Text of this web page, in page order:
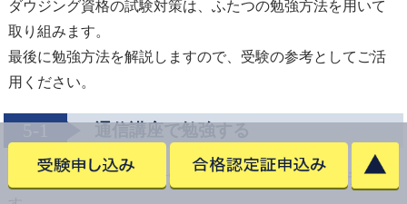
ダウジング資格の試験対策は、ふたつの勉強方法を用いて
取り組みます。
最後に勉強方法を解説しますので、受験の参考としてご活
用ください。
ダウジング資格の試験対策は、通信講座を軸にして行いま